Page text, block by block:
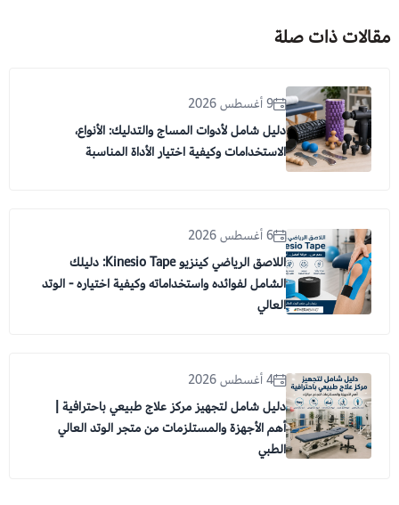
مقالات ذات صلة
9 أغسطس 2026
دليل شامل لأدوات المساج والتدليك: الأنواع،
الاستخدامات وكيفية اختيار الأداة المناسبة
6 أغسطس 2026
اللاصق الرياضي كينزيو Kinesio Tape: دليلك
الشامل لفوائده واستخداماته وكيفية اختياره - الوتد
العالي
4 أغسطس 2026
دليل شامل لتجهيز مركز علاج طبيعي باحترافية |
أهم الأجهزة والمستلزمات من متجر الوتد العالي
الطبي